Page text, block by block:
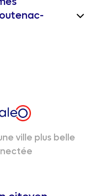
ville plus belle